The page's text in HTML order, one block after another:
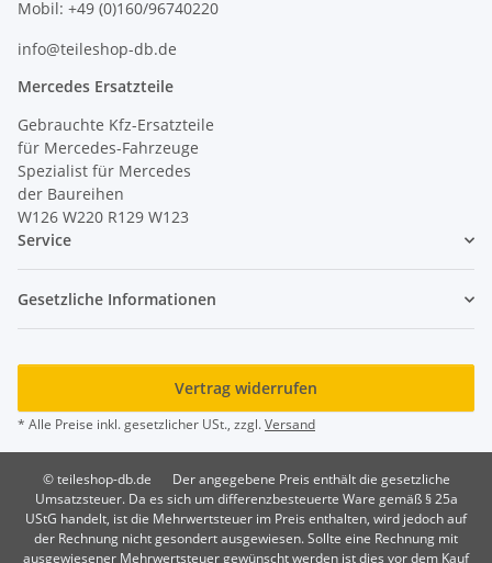
Mobil: +49 (0)160/96740220
info@teileshop-db.de
Mercedes Ersatzteile
Gebrauchte Kfz-Ersatzteile
für Mercedes-Fahrzeuge
Spezialist für Mercedes
der Baureihen
W126 W220 R129 W123
Service
Gesetzliche Informationen
Vertrag widerrufen
* Alle Preise inkl. gesetzlicher USt., zzgl.Versand
© teileshop-db.de
Der angegebene Preis enthält die gesetzliche
Umsatzsteuer. Da es sich um differenzbesteuerte Ware gemäß § 25a
UStG handelt, ist die Mehrwertsteuer im Preis enthalten, wird jedoch auf
der Rechnung nicht gesondert ausgewiesen. Sollte eine Rechnung mit
ausgewiesener Mehrwertsteuer gewünscht werden ist dies vor dem Kauf